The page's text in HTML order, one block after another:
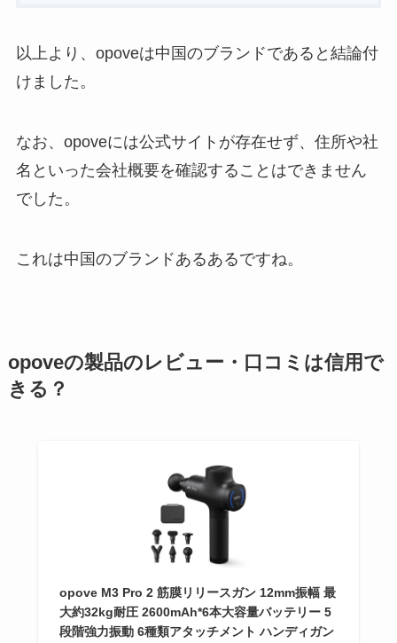
以上より、opoveは中国のブランドであると結論付
けました。
なお、opoveには公式サイトが存在せず、住所や社
名といった会社概要を確認することはできません
でした。
これは中国のブランドあるあるですね。
opoveの製品のレビュー・口コミは信用で
きる？
opove M3 Pro 2 筋膜リリースガン 12mm振幅 最
大約32kg耐圧 2600mAh*6本大容量バッテリー 5
段階強力振動 6種類アタッチメント ハンディガン